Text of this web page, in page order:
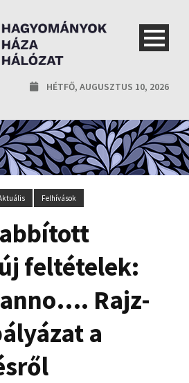
HÉTFŐ, AUGUSZTUS 10, 2026
Felhívások
feltételek:
Rajz-
a